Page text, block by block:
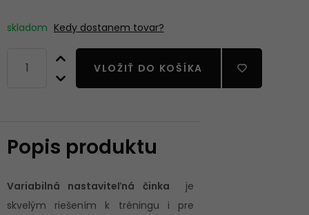
skladom Kedy dostanem tovar?
VLOŽIŤ DO KOŠÍKA
Popis produktu
Variabilná nastaviteľná činka
je
skvelým riešením k tréningu i pre